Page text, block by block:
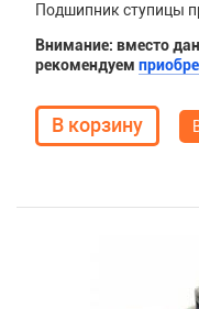
Подшипник ступицы
Внимание: вместо
рекомендуем